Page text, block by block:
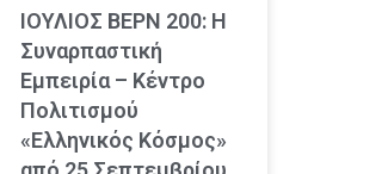
ΙΟΥΛΙΟΣ ΒΕΡΝ 200: Η
Συναρπαστική
Εμπειρία – Κέντρο
Πολιτισμού
«Ελληνικός Κόσμος»